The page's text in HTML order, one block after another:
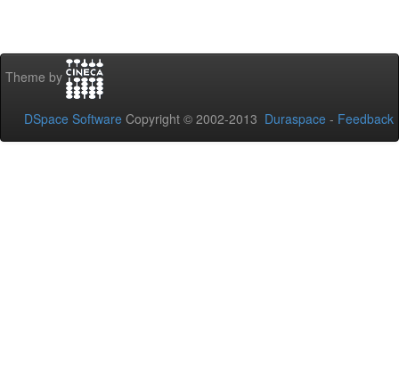
Theme by
DSpace Software Copyright © 2002-2013 Duraspace - Feedback